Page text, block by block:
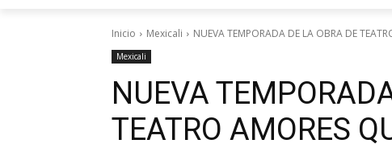
Inicio Mexicali NUEVA TEMPORADA DE LA OBRA DE
Mexicali
NUEVA
TEATRO AMORES